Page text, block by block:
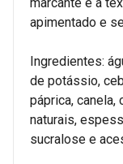
apimentado e
Ingredientes:
de potássio,
páprica, canela,
naturais,
sucralose e